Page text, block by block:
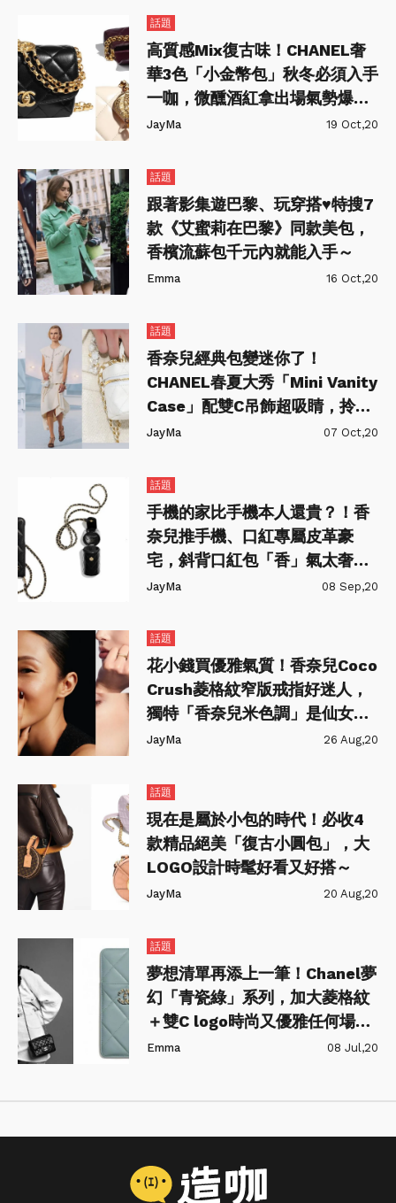
話題
高質感Mix復古味！CHANEL奢
華3色「小金幣包」秋冬必須入手
一咖，微醺酒紅拿出場氣勢爆棚
～
JayMa 19 Oct,20
話題
跟著影集遊巴黎、玩穿搭♥特搜7
款《艾蜜莉在巴黎》同款美包，
香檳流蘇包千元內就能入手～
Emma 16 Oct,20
話題
香奈兒經典包變迷你了！
CHANEL春夏大秀「Mini Vanity
Case」配雙C吊飾超吸睛，拎在
手上質感又可愛～
JayMa 07 Oct,20
話題
手機的家比手機本人還貴？！香
奈兒推手機、口紅專屬皮革豪
宅，斜背口紅包「香」氣太奢華
～
JayMa 08 Sep,20
話題
花小錢買優雅氣質！香奈兒Coco
Crush菱格紋窄版戒指好迷人，
獨特「香奈兒米色調」是仙女的
顏色～
JayMa 26 Aug,20
話題
現在是屬於小包的時代！必收4
款精品絕美「復古小圓包」，大
LOGO設計時髦好看又好搭～
JayMa 20 Aug,20
話題
夢想清單再添上一筆！Chanel夢
幻「青瓷綠」系列，加大菱格紋
＋雙C logo時尚又優雅任何場合
都完勝！
Emma 08 Jul,20